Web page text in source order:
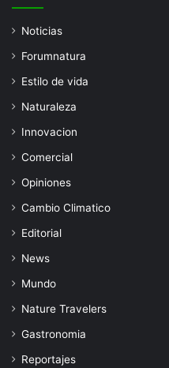
Noticias
Forumnatura
Estilo de vida
Naturaleza
Innovacion
Comercial
Opiniones
Cambio Climatico
Editorial
News
Mundo
Nature Travelers
Gastronomia
Reportajes